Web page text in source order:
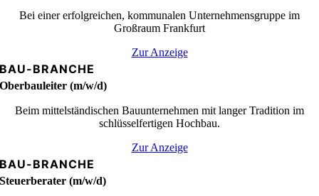
Bei einer erfolgreichen, kommunalen Unternehmensgruppe im
Großraum Frankfurt
Zur Anzeige
BAU-BRANCHE
Oberbauleiter (m/w/d)
Beim mittelständischen Bauunternehmen mit langer Tradition im
schlüsselfertigen Hochbau.
Zur Anzeige
BAU-BRANCHE
Steuerberater (m/w/d)